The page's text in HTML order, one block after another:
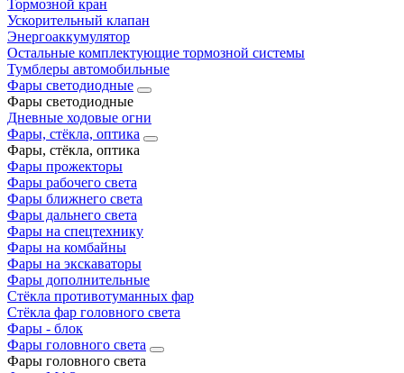
Тормозной кран
Ускорительный клапан
Энергоаккумулятор
Остальные комплектующие тормозной системы
Тумблеры автомобильные
Фары светодиодные
Фары светодиодные
Дневные ходовые огни
Фары, стёкла, оптика
Фары, стёкла, оптика
Фары прожекторы
Фары рабочего света
Фары ближнего света
Фары дальнего света
Фары на спецтехнику
Фары на комбайны
Фары на экскаваторы
Фары дополнительные
Стёкла противотуманных фар
Стёкла фар головного света
Фары - блок
Фары головного света
Фары головного света